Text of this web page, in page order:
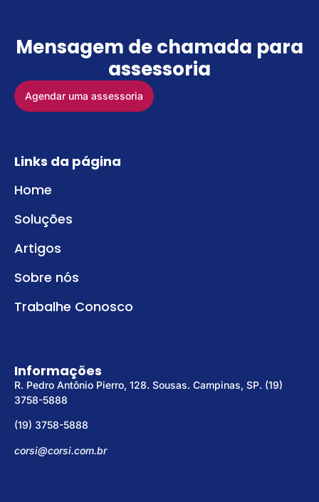
Mensagem de chamada para
assessoria
Agendar uma assessoria
Links da página
Home
Soluções
Artigos
Sobre nós
Trabalhe Conosco
Informações
R. Pedro Antônio Pierro, 128. Sousas. Campinas, SP. (19)
3758-5888
(19) 3758-5888
corsi@corsi.com.br